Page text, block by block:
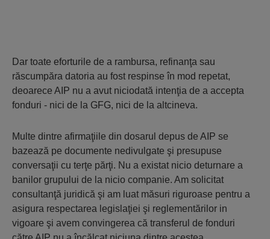
Dar toate eforturile de a rambursa, refinanţa sau
răscumpăra datoria au fost respinse în mod repetat,
deoarece AIP nu a avut niciodată intenţia de a accepta
fonduri - nici de la GFG, nici de la altcineva.
Multe dintre afirmaţiile din dosarul depus de AIP se
bazează pe documente nedivulgate şi presupuse
conversaţii cu terţe părţi. Nu a existat nicio deturnare a
banilor grupului de la nicio companie. Am solicitat
consultanţă juridică şi am luat măsuri riguroase pentru a
asigura respectarea legislaţiei şi reglementărilor in
vigoare şi avem convingerea că transferul de fonduri